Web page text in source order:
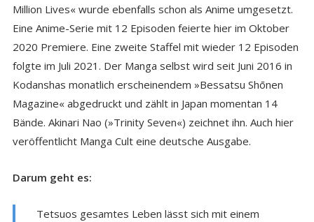
Million Lives« wurde ebenfalls schon als Anime umgesetzt.
Eine Anime-Serie mit 12 Episoden feierte hier im Oktober
2020 Premiere. Eine zweite Staffel mit wieder 12 Episoden
folgte im Juli 2021. Der Manga selbst wird seit Juni 2016 in
Kodanshas monatlich erscheinendem »Bessatsu Shōnen
Magazine« abgedruckt und zählt in Japan momentan 14
Bände. Akinari Nao (»Trinity Seven«) zeichnet ihn. Auch hier
veröffentlicht Manga Cult eine deutsche Ausgabe.
Darum geht es:
Tetsuos gesamtes Leben lässt sich mit einem